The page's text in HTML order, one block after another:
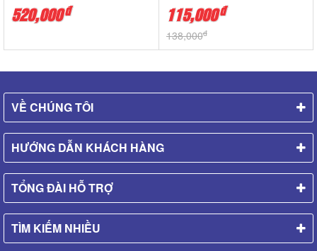
520,000đ 115,000đ
138,000đ
VỀ CHÚNG TÔI
HƯỚNG DẪN KHÁCH HÀNG
TỔNG ĐÀI HỖ TRỢ
TÌM KIẾM NHIỀU